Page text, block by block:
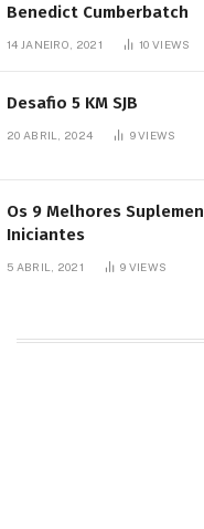
Benedict Cumberbatch
14 JANEIRO, 2021 10VIEWS
Desafio 5 KM SJB
20 ABRIL, 2024 9VIEWS
Os 9 Melhores
Iniciantes
5 ABRIL, 2021 9 VIEWS